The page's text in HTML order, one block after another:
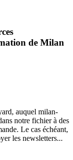
de Milan
auquel milan-
notre fichier à des
Le cas échéant,
les newsletters...